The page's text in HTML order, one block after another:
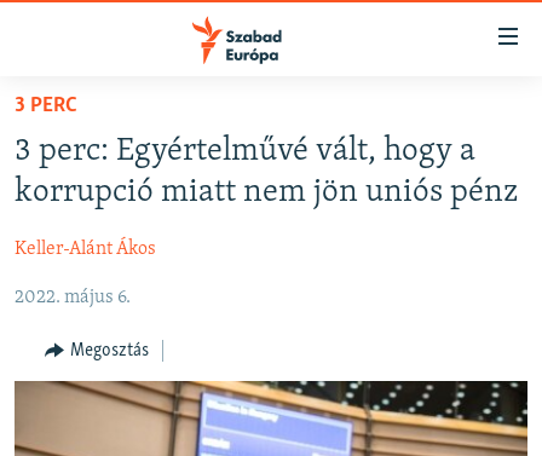
Akadálymentes
Ugrás
fő
oldalra
Ugrás
AKTUÁLIS
PODCASTOK
VIDEÓK
ELEMZŐ
NER15
SZABADON
3 PERC
3 perc: Egyértelművé vált, hogy a
korrupció miatt nem jön uniós pénz
Keller-Alánt Ákos
2022. május 6.
Megosztás